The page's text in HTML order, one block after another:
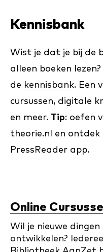
Kennisbank
Wist je dat je bij de
alleen boeken
de kennisbank. Een
cursussen, digitale
en meer. Tip: oefen
theorie.nl en
PressReader app.
Online
Wil je nieuwe
ontwikkelen?